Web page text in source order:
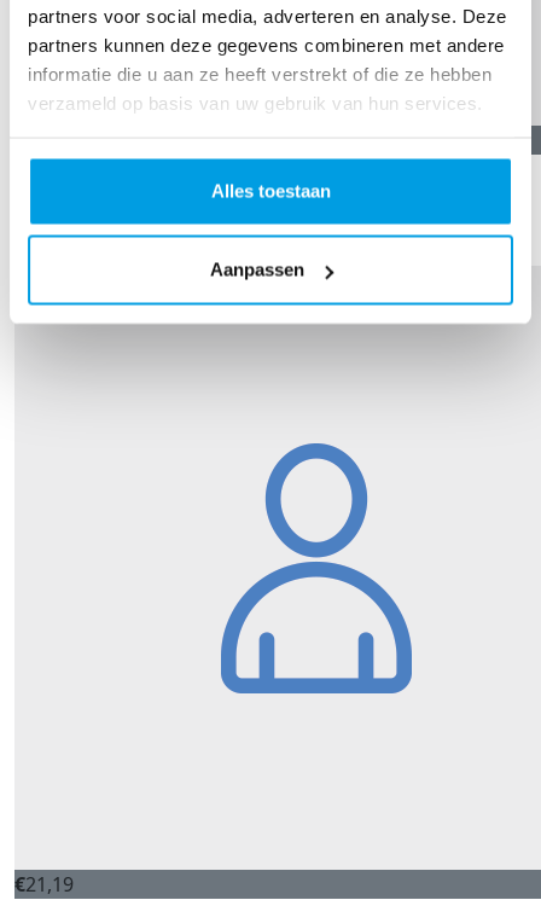
partners voor social media, adverteren en analyse. Deze
partners kunnen deze gegevens combineren met andere
informatie die u aan ze heeft verstrekt of die ze hebben
verzameld op basis van uw gebruik van hun services.
Alles toestaan
Aanpassen
Jan Puijk
Heel veel succes! zet hem op!
€21,19